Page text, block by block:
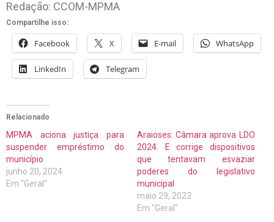
Redação: CCOM-MPMA
Compartilhe isso:
Facebook X E-mail WhatsApp
LinkedIn Telegram
Relacionado
MPMA aciona justiça para
suspender empréstimo do
município
junho 20, 2024
Em "Geral"
Araioses: Câmara aprova LDO
2024. E corrige dispositivos
que tentavam esvaziar
poderes do legislativo
municipal
maio 29, 2023
Em "Geral"